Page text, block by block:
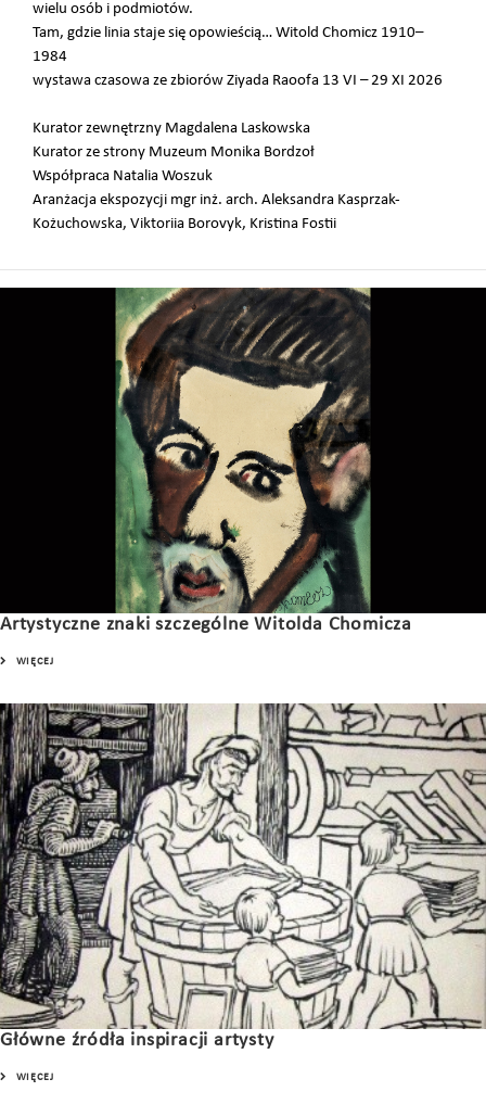
wielu osób i podmiotów.
Tam, gdzie linia staje się opowieścią… Witold Chomicz 1910–
1984
wystawa czasowa ze zbiorów Ziyada Raoofa 13 VI – 29 XI 2026
Kurator zewnętrzny Magdalena Laskowska
Kurator ze strony Muzeum Monika Bordzoł
Współpraca Natalia Woszuk
Aranżacja ekspozycji mgr inż. arch. Aleksandra Kasprzak-
Kożuchowska, Viktoriia Borovyk, Kristina Fostii
Artystyczne znaki szczególne Witolda Chomicza
WIĘCEJ
Główne źródła inspiracji artysty
WIĘCEJ